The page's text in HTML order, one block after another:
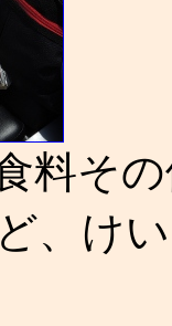
料そ
、け